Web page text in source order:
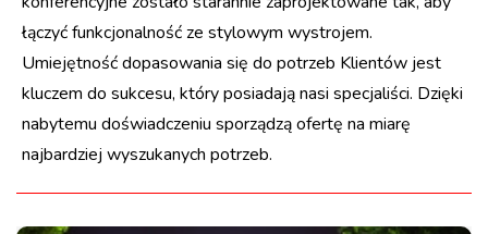
łączyć funkcjonalność ze stylowym wystrojem.
Umiejętność dopasowania się do potrzeb Klientów jest
kluczem do sukcesu, który posiadają nasi specjaliści. Dzięki
nabytemu doświadczeniu sporządzą ofertę na miarę
najbardziej wyszukanych potrzeb.